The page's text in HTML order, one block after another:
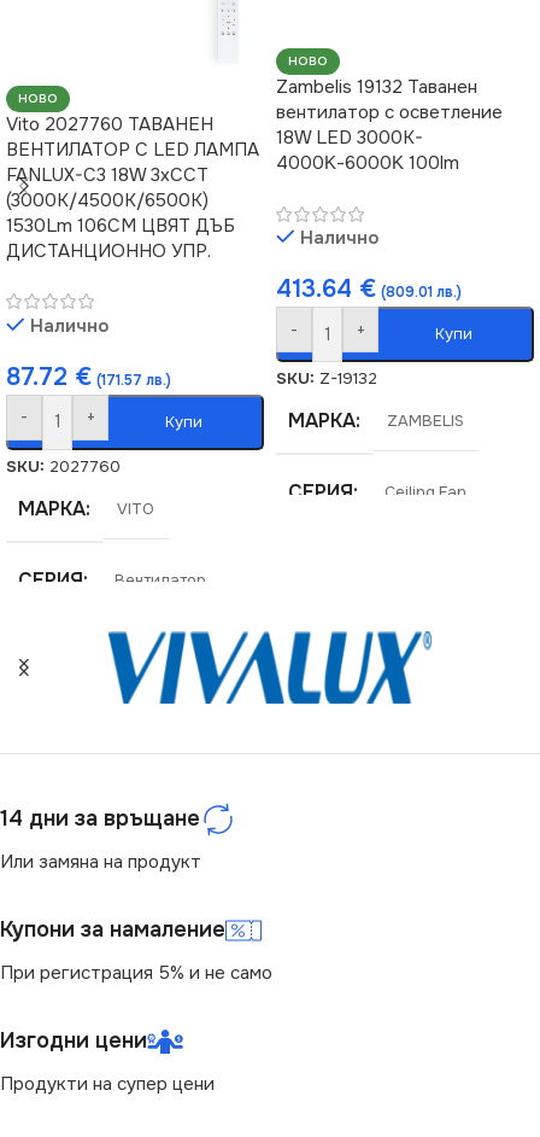
ФОРМА Кръг
С Дистанционно
ВИД LED
НОВО
Vito 2027760 ТАВАНЕН
ВЕНТИЛАТОР С LED ЛАМПА
FANLUX-C3 18W 3xCCT
(3000K/4500K/6500K)
1530Lm 106CM ЦВЯТ ДЪБ
ДИСТАНЦИОННО УПР.
Налично
87.72 € (171.57 лв.)
- + Купи
SKU: 2027760
МАРКА VITO
СЕРИЯ Вентилатор
НОВО
Zambelis 19132 Таванен
вентилатор с осветление
18W LED 3000K-
4000Κ-6000Κ 100lm
Налично
413.64 € (809.01 лв.)
- + Купи
SKU: Z-19132
МАРКА ZAMBELIS
СЕРИЯ Ceiling Fan
СВЕТЛИНЕН ПОТОК
(LM)
14 дни за връщане
Или замяна на продукт
Купони за намаление
При регистрация 5% и не само
Изгодни цени
Продукти на супер цени